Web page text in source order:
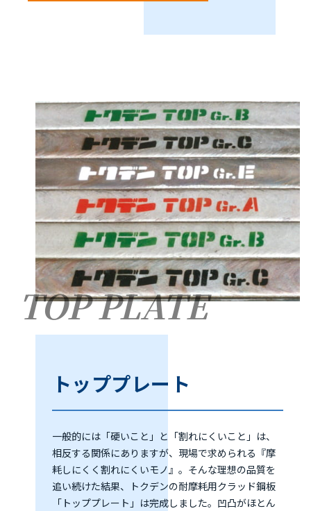
TOP PLATE
トッププレート
一般的には「硬いこと」と「割れにくいこと」は、
相反する関係にありますが、現場で求められる『摩
耗しにくく割れにくいモノ』。そんな理想の品質を
追い続けた結果、トクデンの耐摩耗用クラッド鋼板
「トッププレート」は完成しました。凹凸がほとん